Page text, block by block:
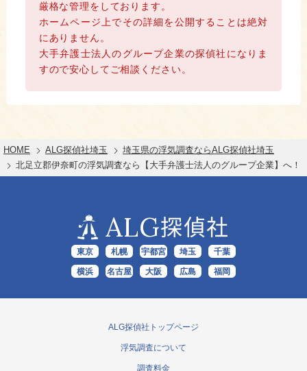
厳格な管理をしております。
ホームページ上でその詳細を公開することは絶対
にありません。
大手弁護士法人のグループ企業の探偵社になりま
すので安心してご相談ください。
HOME ALG探偵社埼玉
埼玉県の浮気調査ならALG探偵社埼玉
北足立郡伊奈町の浮気調査なら【大手弁護士法人のグループ企業】へ！
ALG探偵社
東京 札幌 宇都宮 埼玉 千葉
横浜 名古屋 大阪 広島 福岡
ALG探偵社トップページ
浮気調査について
調査料金